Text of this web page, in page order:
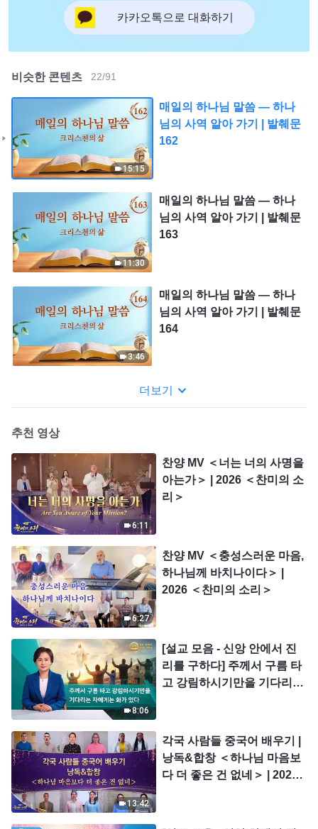
카카오톡으로 대화하기
비슷한 콘텐츠 22/91
15:15
매일의 하나님 말씀 ― 하나
님의 사역 알아 가기 | 발췌문
162
11:30
매일의 하나님 말씀 ― 하나
님의 사역 알아 가기 | 발췌문
163
3:46
매일의 하나님 말씀 ― 하나
님의 사역 알아 가기 | 발췌문
164
더보기
추천 영상
6:11
찬양 MV ＜너는 너의 사명을
아는가＞ | 2026 ＜찬미의 소
리＞
6:27
찬양 MV ＜충성스러운 마음,
하나님께 바치나이다＞ |
2026 ＜찬미의 소리＞
8:06
[설교 모음 - 신앙 안에서 진
리를 구하다] 주께서 구름 타
고 강림하시기만을 기다리는
13:42
각국 사람들 중국어 배우기 |
낭독&합창 ＜하나님 마음보
다 더 좋은 건 없네＞ | 2026